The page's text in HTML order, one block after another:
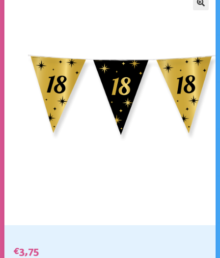
Inloggen
€3,75